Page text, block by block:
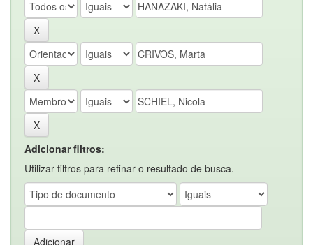
Adicionar filtros:
Utilizar filtros para refinar o resultado de busca.